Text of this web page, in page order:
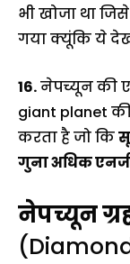
भी खोजा था जिसे
गया क्यूंकि ये
16.नेपच्यून की
giant planet
करता है जो कि
गुना अधिक
नेपच्यून